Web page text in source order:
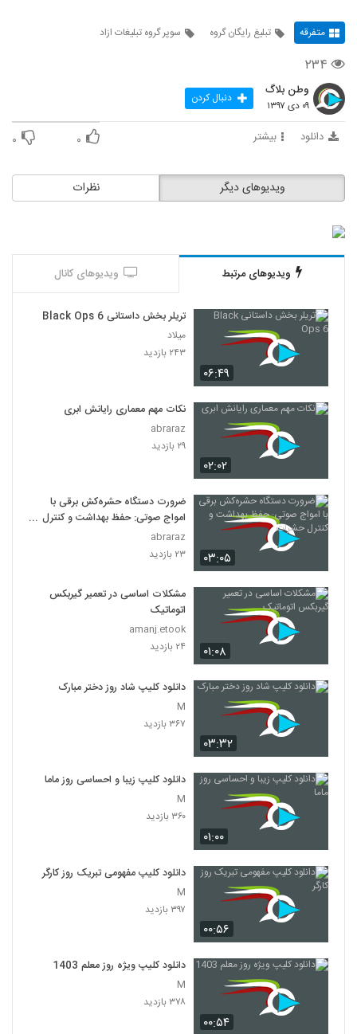
متفرقه تبلیغ رایگان گروه سوپر گروه تبلیغات ازاد
۲۳۴
وطن بلاگ
۰۹ دی ۱۳۹۷ دنبال کردن
دانلود بیشتر ۰ ۰
نظرات ویدیوهای دیگر
ویدیوهای مرتبط ویدیوهای کانال
۰۶:۴۹
تریلر بخش داستانی Black Ops 6
میلاد
۲۴۳ بازدید
۰۲:۰۲
نکات مهم معماری رایانش ابری
abraraz
۲۹ بازدید
۰۳:۰۵
ضرورت دستگاه حشره‌کش برقی با
امواج صوتی: حفظ بهداشت و کنترل
حشرات
abraraz
۲۳ بازدید
۰۱:۰۸
مشکلات اساسی در تعمیر گیربکس
اتوماتیک
amanj.etook
۲۴ بازدید
۰۳:۳۲
دانلود کلیپ شاد روز دختر مبارک
M
۳۶۷ بازدید
۰۱:۰۰
دانلود کلیپ زیبا و احساسی روز ماما
M
۳۶۰ بازدید
۰۰:۵۶
دانلود کلیپ مفهومی تبریک روز کارگر
M
۳۹۷ بازدید
۰۰:۵۴
دانلود کلیپ ویژه روز معلم 1403
M
۳۷۸ بازدید